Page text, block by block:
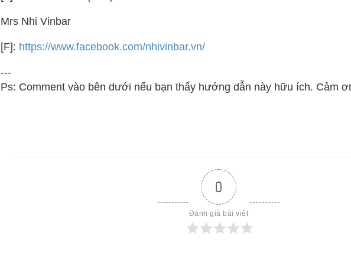
Mrs Nhi Vinbar
[F]: https://www.facebook.com/nhivinbar.vn/
---
Ps: Comment vào bên dưới nếu bạn thấy hướng dẫn này hữu ích. Cảm
0
Đánh giá bài viết